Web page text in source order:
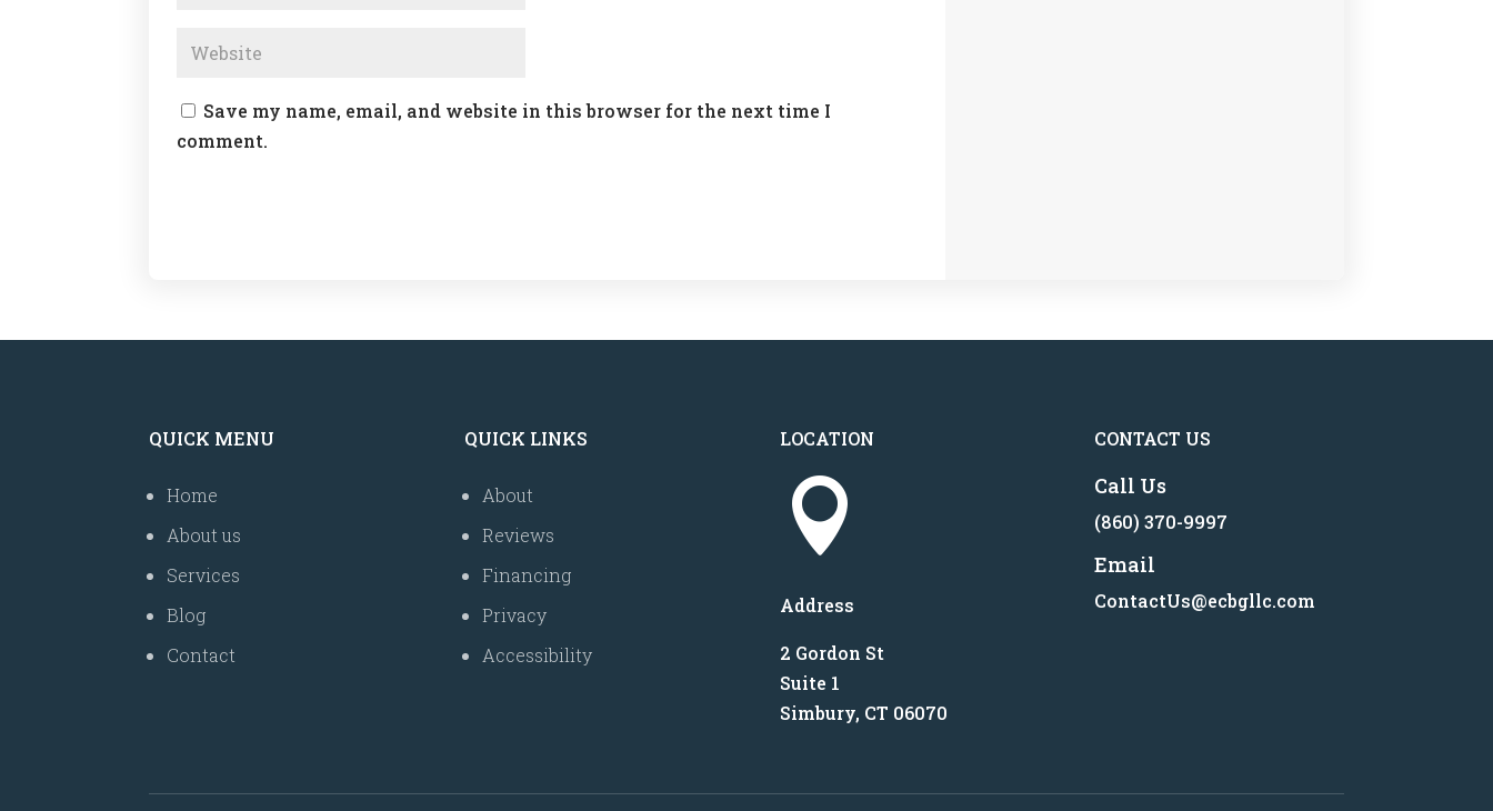
Save my name, email, and website in this browser for the next time I
comment.
QUICK MENU
Home
About us
Services
Blog
Contact
QUICK LINKS
About
Reviews
Financing
Privacy
Accessibility
LOCATION

Address
2 Gordon St
Suite 1
Simbury, CT 06070
CONTACT US
Call Us
(860) 370-9997
Email
ContactUs@ecbgllc.com